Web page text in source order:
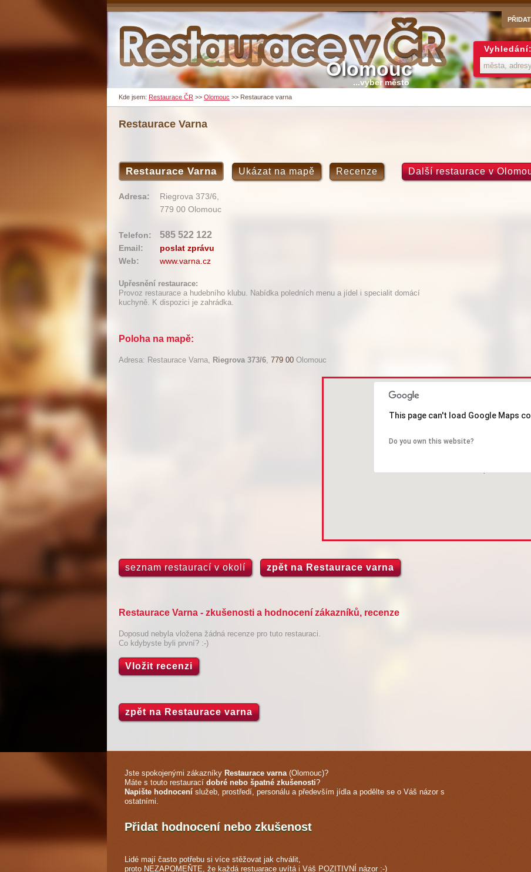
Olomouc
...vyber město
Kde jsem: Restaurace ČR >> Olomouc >> Restaurace varna
Restaurace Varna
Restaurace Varna Ukázat na mapě Recenze Další restaurace v
Adresa:
Riegrova 373/6,
779 00 Olomouc
Telefon: 585 522 122
Email:
poslat zprávu
Web:
www.varna.cz
Upřesnění restaurace:
Provoz restaurace a hudebního klubu. Nabídka poledních menu a jídel i specialit domácí
kuchyně. K dispozici je zahrádka.
Poloha na mapě:
Adresa: Restaurace Varna, Riegrova 373/6, 779 00 Olomouc
This page can't load Google Maps
Do you own this website?
seznam restaurací v okolí zpět na Restaurace varna
Restaurace Varna - zkušenosti a hodnocení zákazníků, recenze
Doposud nebyla vložena žádná recenze pro tuto restauraci.
Co kdybyste byli první? :-)
Vložit recenzi
zpět na Restaurace varna
Jste spokojenými zákazníky Restaurace varna(Olomouc)?
Máte s touto restaurací dobré nebo špatné zkušenosti?
Napište hodnocení služeb, prostředí, personálu a především jídla a podělte se o Váš názor s
ostatními.
Přidat hodnocení nebo zkušenost
Lidé mají často potřebu si více stěžovat jak chválit,
proto NEZAPOMEŇTE, že každá restuarace uvítá i Váš POZITIVNÍ názor :-)
Vyhledání: